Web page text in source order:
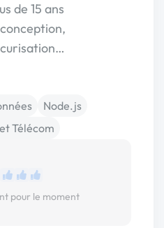
de 15 ans
Node.js
Télécom
pour le moment